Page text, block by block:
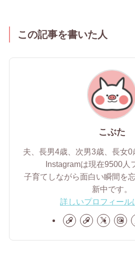
この記事を書いた人
こぶた
夫、長男4歳、次男3歳、長女0
Instagramは現在9500人
子育てしながら面白い瞬間を
新中です。
詳しいプロフィール